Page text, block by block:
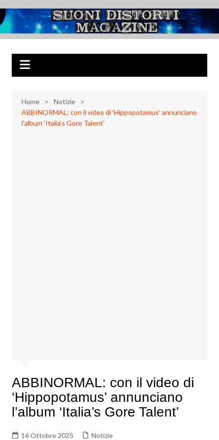
al
contenuto
Suoni Distorti
Magazine
Musica Rock, Metal, Punk e varie sonorità alternative
Home
Notizie
ABBINORMAL: con il video di ‘Hippopotamus’ annunciano
l’album ‘Italia’s Gore Talent’
ABBINORMAL: con il video di
‘Hippopotamus’ annunciano
l’album ‘Italia’s Gore Talent’
16 Ottobre 2025 Notizie